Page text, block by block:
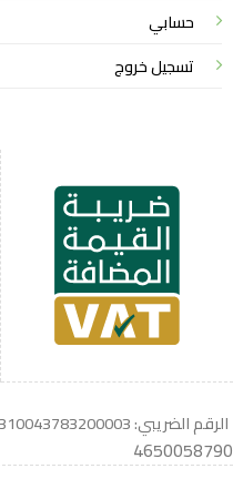
حسابي
تسجيل خروج
الرقم الضريبي: 310043783200003
4650058790